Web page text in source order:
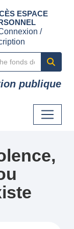
ESPACE
/
publique